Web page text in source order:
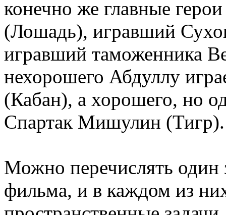
конечно же главные
(Лошадь), игравший
игравший таможенника
нехорошего Абдуллу
(Кабан), а хорошего, но
Спартак Мишулин (Тигр).
Можно перечислять один
фильма, и в каждом из